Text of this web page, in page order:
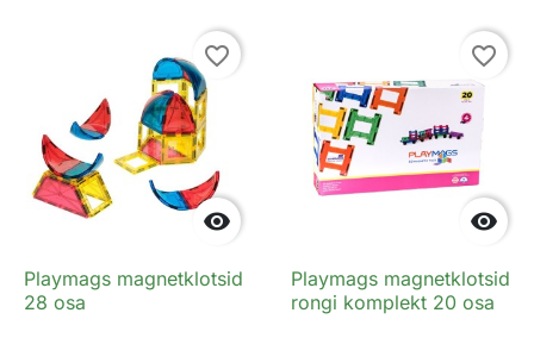

favorite_border
Playmags magnetklotsid
28 osa

favorite_border
Playmags magnetklotsid
rongi komplekt 20 osa